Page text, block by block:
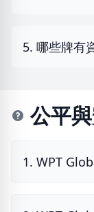
5. 哪些牌有
公平
1. WPT